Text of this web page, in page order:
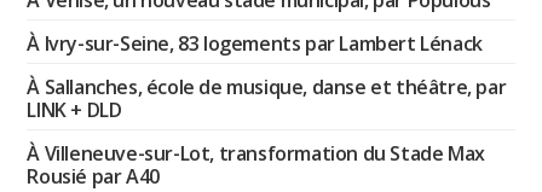
À Ivry-sur-Seine, 83 logements par Lambert Lénack
À Sallanches, école de musique, danse et théâtre, par
LINK + DLD
À Villeneuve-sur-Lot, transformation du Stade Max
Rousié par A40